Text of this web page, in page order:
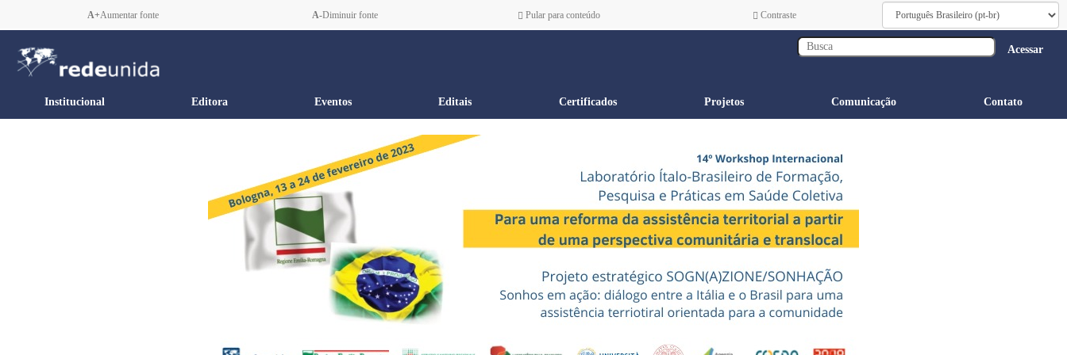
A+Aumentar fonte A-Diminuir fonte Pular para conteúdo Contraste
Acessar
Institucional Editora Eventos Editais Certificados Projetos Comunicação Contato